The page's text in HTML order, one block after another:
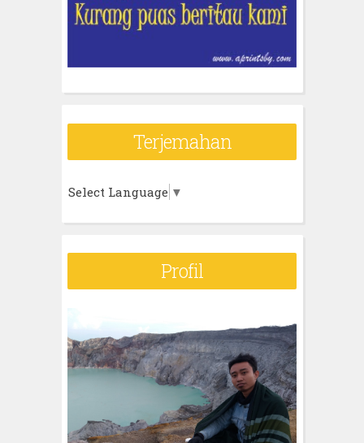
Terjemahan
Select Language ▼
Profil